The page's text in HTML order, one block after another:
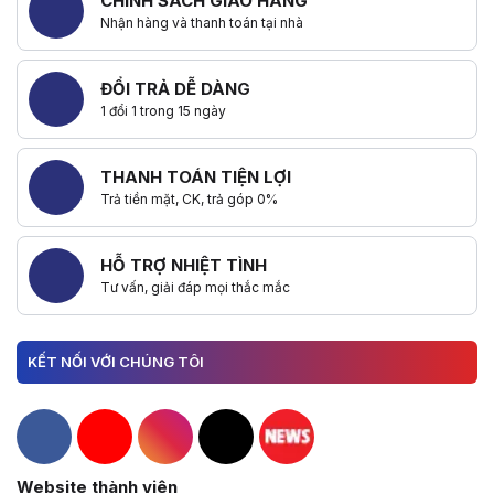
Nhận hàng và thanh toán tại nhà
ĐỔI TRẢ DỄ DÀNG
1 đổi 1 trong 15 ngày
THANH TOÁN TIỆN LỢI
Trả tiền mặt, CK, trả góp 0%
HỖ TRỢ NHIỆT TÌNH
Tư vấn, giải đáp mọi thắc mắc
KẾT NỐI VỚI CHÚNG TÔI
Hacom Facebook
Hacom YouTube
Hacom Instagram
Hacom TikTok
Website thành viên